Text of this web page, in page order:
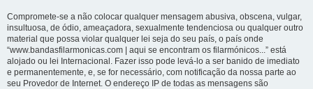
Compromete-se a não colocar qualquer mensagem abusiva, obscena, vulgar,
insultuosa, de ódio, ameaçadora, sexualmente tendenciosa ou qualquer outro
material que possa violar qualquer lei seja do seu país, o país onde
“www.bandasfilarmonicas.com | aqui se encontram os filarmónicos...” está
alojado ou lei Internacional. Fazer isso pode levá-lo a ser banido de imediato
e permanentemente, e, se for necessário, com notificação da nossa parte ao
seu Provedor de Internet. O endereço IP de todas as mensagens são